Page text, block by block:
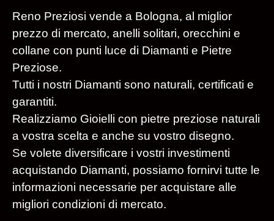
Reno Preziosi vende a Bologna, al miglior
prezzo di mercato, anelli solitari, orecchini e
collane con punti luce di Diamanti e Pietre
Preziose.
Tutti i nostri Diamanti sono naturali, certificati e
garantiti.
Realizziamo Gioielli con pietre preziose naturali
a vostra scelta e anche su vostro disegno.
Se volete diversificare i vostri investimenti
acquistando Diamanti, possiamo fornirvi tutte le
informazioni necessarie per acquistare alle
migliori condizioni di mercato.